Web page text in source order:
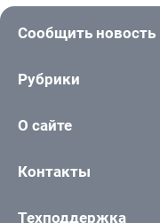
Сообщить новость
Рубрики
О сайте
Контакты
Техподдержка